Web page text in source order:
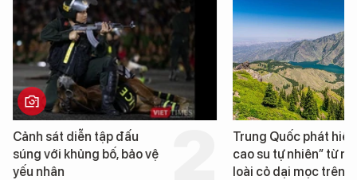
Trung Quốc phát hiện “mỏ
cao su tự nhiên” từ một
loài cỏ dại mọc trên đất
Loạt dự án bất động
Đà Nẵng sắp bị kiểm